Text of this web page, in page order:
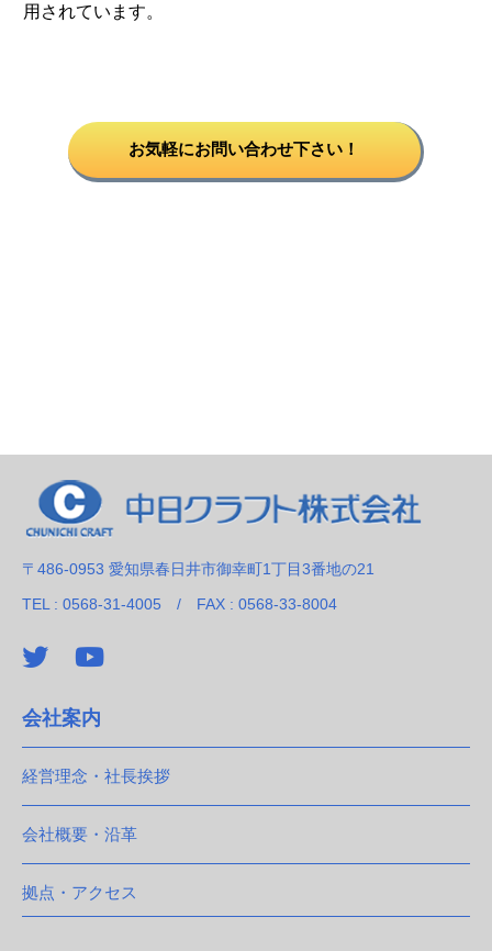
用されています。
お気軽にお問い合わせ下さい！
〒486-0953 愛知県春日井市御幸町1丁目3番地の21
TEL : 0568-31-4005 / FAX : 0568-33-8004
会社案内
経営理念・社長挨拶
会社概要・沿革
拠点・アクセス